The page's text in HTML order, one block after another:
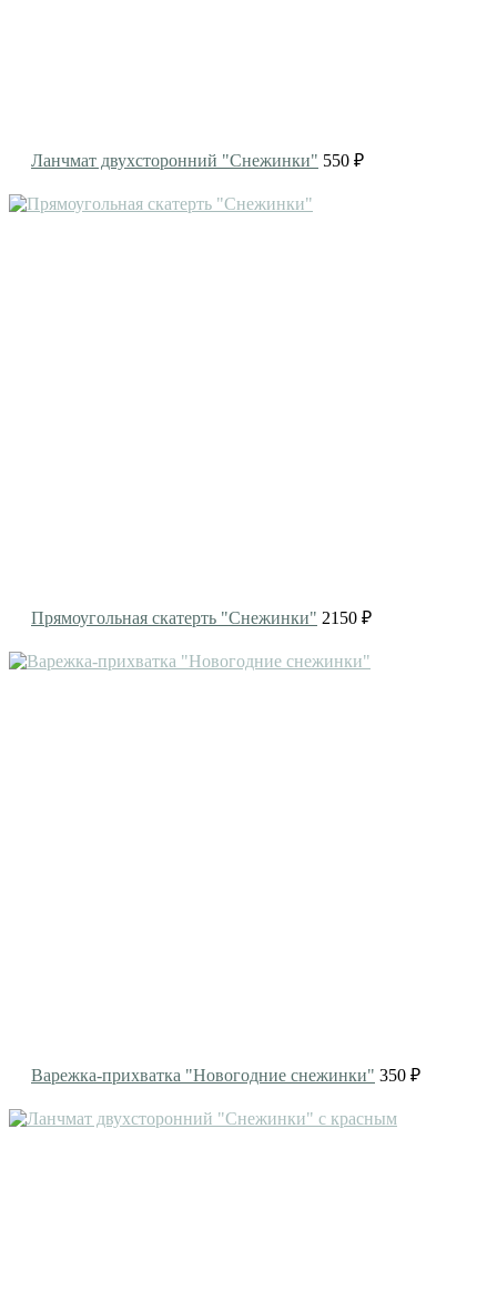
Ланчмат двухсторонний "Снежинки" 550 ₽
Прямоугольная скатерть "Снежинки" 2150 ₽
Варежка-прихватка "Новогодние снежинки" 350 ₽